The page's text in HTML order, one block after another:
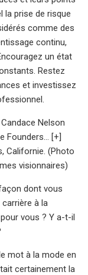
la prise de risque
comme des
continu,
un état
Restez
et investissez
Candace Nelson
Founders... [+]
Californie. (Photo
visionnaires)
dont vous
à la
vous ? Y a-t-il
mot à la mode en
certainement la